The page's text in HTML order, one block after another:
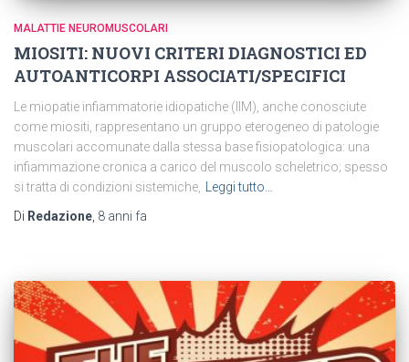
MALATTIE NEUROMUSCOLARI
MIOSITI: NUOVI CRITERI DIAGNOSTICI ED
AUTOANTICORPI ASSOCIATI/SPECIFICI
Le miopatie infiammatorie idiopatiche (IIM), anche conosciute
come miositi, rappresentano un gruppo eterogeneo di patologie
muscolari accomunate dalla stessa base fisiopatologica: una
infiammazione cronica a carico del muscolo scheletrico; spesso
si tratta di condizioni sistemiche,
Leggi tutto…
Di Redazione 8 anni fa